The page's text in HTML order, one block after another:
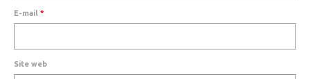
E-mail *
Site web